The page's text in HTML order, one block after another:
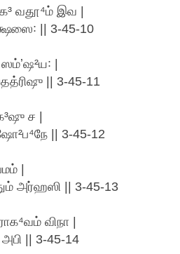
வதூ⁴ம் இவ |
|| 3-45-10
|
|| 3-45-11
ச |
|| 3-45-12
|
அர்ஹஸி || 3-45-13
விநா |
|| 3-45-14